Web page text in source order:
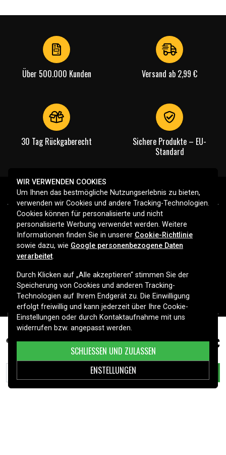
Philips FC6822 usw. 71,99 €
IN DEN WARENKORB LEGEN
Über 500.000 Kunden Versand ab 2,99 €
30 Tag Rückgaberecht
Sichere Produkte – EU-
Standard
Ihr Spezialist für Batterien, Ladegeräte und Zubehör in
Deutschland. Entdecken Sie unser großes Sortiment für
Smartphones, Haushaltsgeräte, Werkzeuge, Fahrzeuge und mehr
– mit schneller Lieferung und persönlichem Service. Sicher online
einkaufen seit 2006.
HILFE
INFORMATIONEN
KUNDENSERVICE
WIR VERWENDEN COOKIES
Um Ihnen das bestmögliche Nutzungserlebnis zu bieten,
verwenden wir Cookies und andere Tracking-Technologien.
Cookies können für personalisierte und nicht
personalisierte Werbung verwendet werden. Weitere
Informationen finden Sie in unserer Cookie-Richtlinie
sowie dazu, wie Google personenbezogene Daten
verarbeitet.
Durch Klicken auf „Alle akzeptieren“ stimmen Sie der
Speicherung von Cookies und anderen Tracking-
Technologien auf Ihrem Endgerät zu. Die Einwilligung
erfolgt freiwillig und kann jederzeit über Ihre Cookie-
Einstellungen oder durch Kontaktaufnahme mit uns
widerrufen bzw. angepasst werden.
ENSTELLUNGEN
SCHLIESSEN UND ZULASSEN